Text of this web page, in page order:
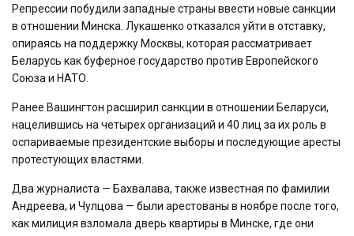
Репрессии побудили западные страны ввести новые санкции
в отношении Минска. Лукашенко отказался уйти в отставку,
опираясь на поддержку Москвы, которая рассматривает
Беларусь как буферное государство против Европейского
Союза и НАТО.
Ранее Вашингтон расширил санкции в отношении Беларуси,
нацелившись на четырех организаций и 40 лиц за их роль в
оспариваемые президентские выборы и последующие аресты
протестующих властями.
Два журналиста — Бахвалава, также известная по фамилии
Андреева, и Чулцова — были арестованы в ноябре после того,
как милиция взломала дверь квартиры в Минске, где они